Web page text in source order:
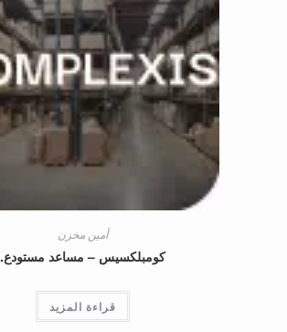
أمين مخزن
كومبلكسيس – مساعد مستودع.
قراءة المزيد